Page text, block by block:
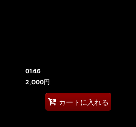
0146
2,000円
カートに入れる